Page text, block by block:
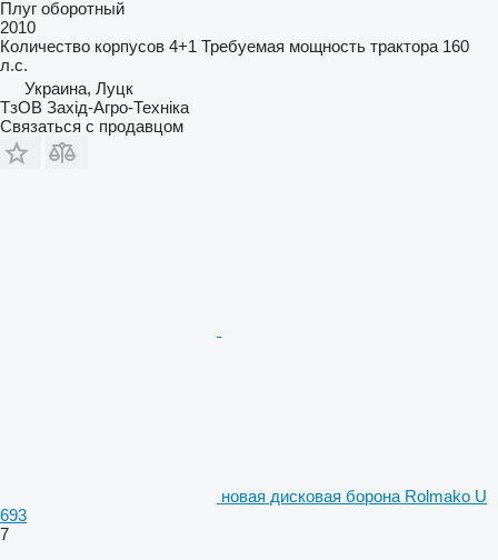
Плуг оборотный
2010
Количество корпусов 4+1 Требуемая мощность трактора 160
л.с.
Украина, Луцк
ТзОВ Захід-Агро-Техніка
Связаться с продавцом
новая дисковая борона Rolmako U
693
7